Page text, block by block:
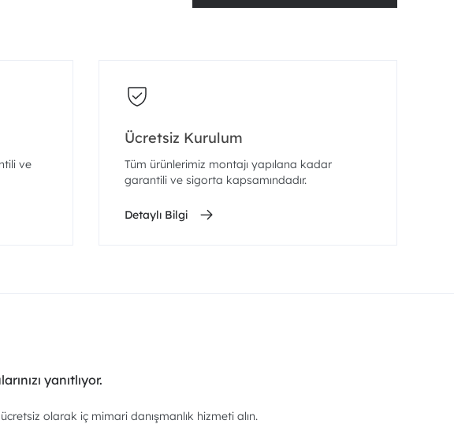
ve
Ücretsiz Kurulum
Tüm ürünlerimiz montajı yapılana kadar
garantili ve sigorta kapsamındadır.
Detaylı Bilgi
yanıtlıyor.
olarak iç mimari danışmanlık hizmeti alın.